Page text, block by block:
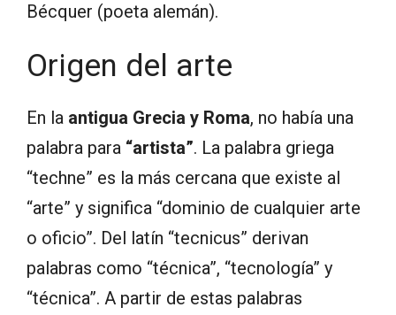
Bécquer (poeta alemán).
Origen del arte
En la antigua Grecia y Roma, no había una
palabra para “artista”. La palabra griega
“techne” es la más cercana que existe al
“arte” y significa “dominio de cualquier arte
o oficio”. Del latín “tecnicus” derivan
palabras como “técnica”, “tecnología” y
“técnica”. A partir de estas palabras